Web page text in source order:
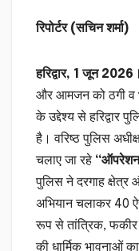
रिपोर्टर (सचिन शर्मा)
हरिद्वार, 1 जून 2026।
और आमजन को ठगी व
के उद्देश्य से हरिद्वार
है। वरिष्ठ पुलिस
चलाए जा रहे
पुलिस ने दरगाह
अभियान चलाकर 40
रूप से तांत्रिक, फकीर
की धार्मिक भावनाओं